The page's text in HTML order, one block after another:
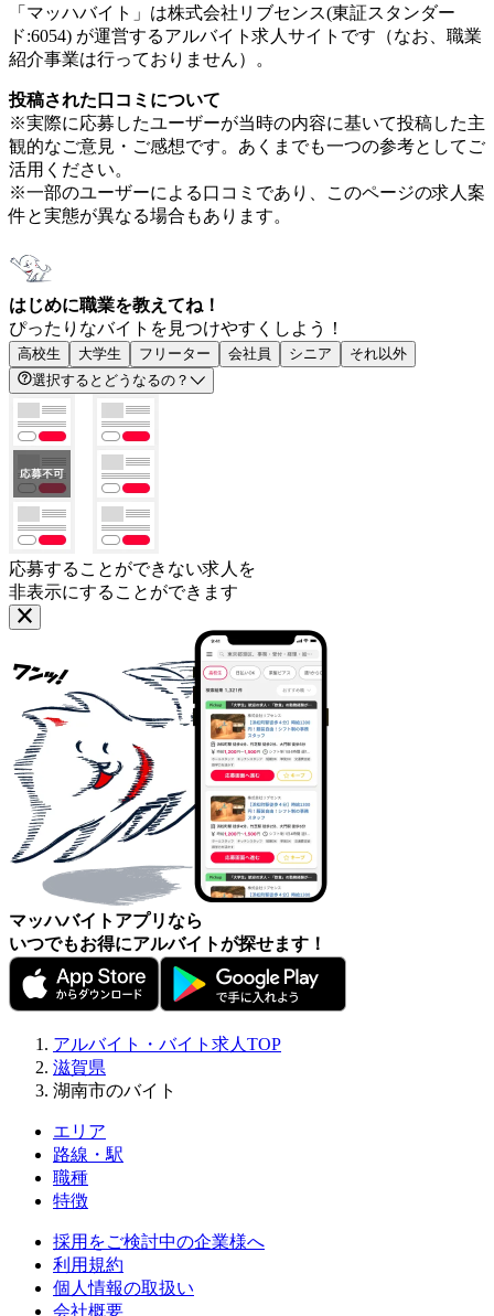
「マッハバイト」は株式会社リブセンス(東証スタンダー
ド:6054) が運営するアルバイト求人サイトです（なお、職業
紹介事業は行っておりません）。
投稿された口コミについて
※実際に応募したユーザーが当時の内容に基いて投稿した主
観的なご意見・ご感想です。あくまでも一つの参考としてご
活用ください。
※一部のユーザーによる口コミであり、このページの求人案
件と実態が異なる場合もあります。
はじめに職業を教えてね！
ぴったりなバイトを見つけやすくしよう！
高校生 大学生 フリーター 会社員 シニア
それ以外
選択するとどうなるの？
応募することができない求人を
非表示にすることができます
マッハバイトアプリなら
いつでもお得にアルバイトが探せます！
アルバイト・バイト求人TOP
滋賀県
湖南市のバイト
エリア
路線・駅
職種
特徴
採用をご検討中の企業様へ
利用規約
個人情報の取扱い
会社概要